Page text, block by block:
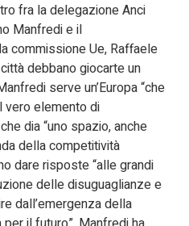
fra la delegazione Anci
Manfredi e il
commissione Ue, Raffaele
debbano giocarte un
serve un’Europa “che
vero elemento di
dia “uno spazio, anche
della competitività
dare risposte “alle grandi
delle disuguaglianze e
dall’emergenza della